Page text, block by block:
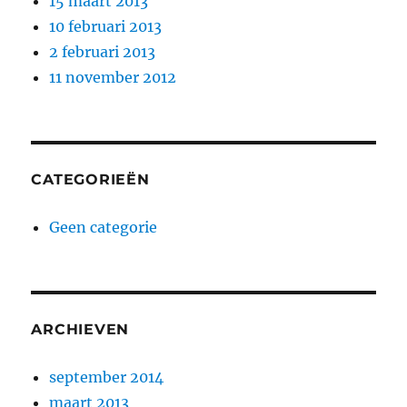
10 februari 2013
2 februari 2013
11 november 2012
CATEGORIEËN
Geen categorie
ARCHIEVEN
september 2014
maart 2013